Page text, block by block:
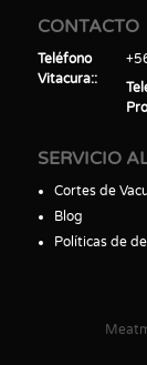
CONTACTO
Teléfono
Vitacura:
SERVICIO
Cortes de
Blog
Políticas de